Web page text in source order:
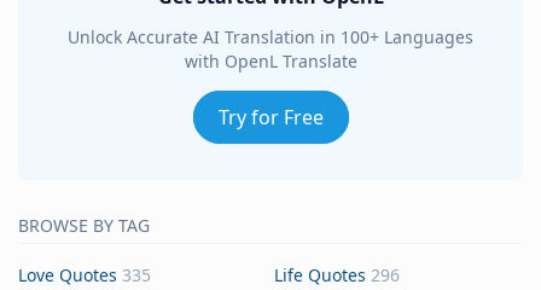
Unlock Accurate AI Translation in 100+ Languages
with OpenL Translate
Try for Free
BROWSE BY TAG
Love Quotes 335 Life Quotes 296